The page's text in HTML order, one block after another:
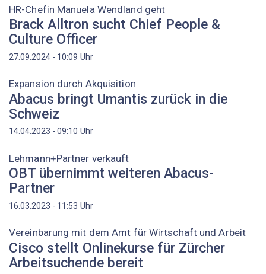
HR-Chefin Manuela Wendland geht
Brack Alltron sucht Chief People &
Culture Officer
27.09.2024 - 10:09 Uhr
Expansion durch Akquisition
Abacus bringt Umantis zurück in die
Schweiz
14.04.2023 - 09:10 Uhr
Lehmann+Partner verkauft
OBT übernimmt weiteren Abacus-
Partner
16.03.2023 - 11:53 Uhr
Vereinbarung mit dem Amt für Wirtschaft und Arbeit
Cisco stellt Onlinekurse für Zürcher
Arbeitsuchende bereit